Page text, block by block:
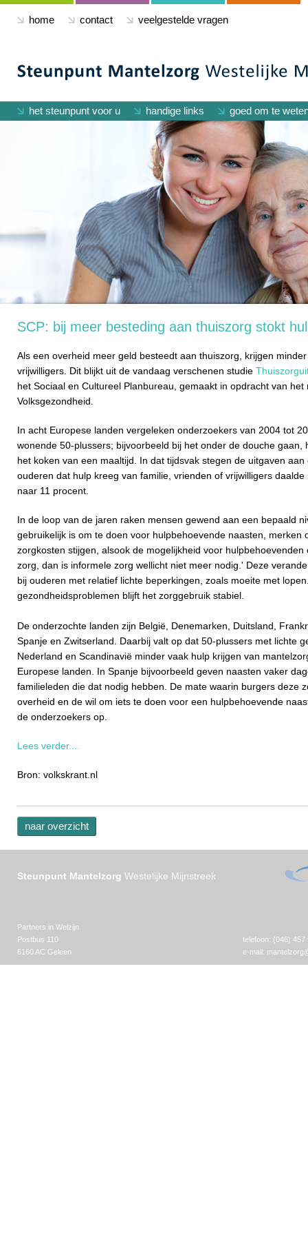
home contact veelgestelde vragen
het steunpunt voor u handige links goed om te
SCP: bij meer besteding aan thuiszorg stokt
Als een overheid meer geld besteedt aan thuiszorg, krijgen
vrijwilligers. Dit blijkt uit de vandaag verschenen studie
het Sociaal en Cultureel Planbureau, gemaakt in opdracht van het
Volksgezondheid.
In acht Europese landen vergeleken onderzoekers van 2004 tot
wonende 50-plussers; bijvoorbeeld bij het onder de douche gaan,
het koken van een maaltijd. In dat tijdsvak stegen de uitgaven
ouderen dat hulp kreeg van familie, vrienden of vrijwilligers
naar 11 procent.
In de loop van de jaren raken mensen gewend aan een bepaald
gebruikelijk is om te doen voor hulpbehoevende naasten, merken
zorgkosten stijgen, alsook de mogelijkheid voor
zorg, dan is informele zorg wellicht niet meer nodig.' Deze
bij ouderen met relatief lichte beperkingen, zoals moeite met
gezondheidsproblemen blijft het zorggebruik stabiel.
De onderzochte landen zijn België, Denemarken, Duitsland,
Spanje en Zwitserland. Daarbij valt op dat 50-plussers met lichte
Nederland en Scandinavië minder vaak hulp krijgen van
Europese landen. In Spanje bijvoorbeeld geven naasten vaker
familieleden die dat nodig hebben. De mate waarin burgers deze
overheid en de wil om iets te doen voor een hulpbehoevende
de onderzoekers op.
Lees verder....
Bron: volkskrant.nl
naar overzicht
Steunpunt Mantelzorg Westelijke Mijnstreek
Partners in Welzijn
Postbus 110
6160 AC Geleen
telefoon: (046) 457
e-mail: